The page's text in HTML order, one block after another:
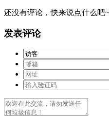
还没有评论，快来说点什么吧~
发表评论